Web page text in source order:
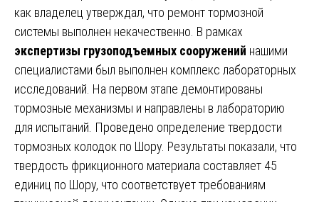
как владелец утверждал, что ремонт тормозной
системы выполнен некачественно. В рамках
экспертизы грузоподъемных сооружений нашими
специалистами был выполнен комплекс лабораторных
исследований. На первом этапе демонтированы
тормозные механизмы и направлены в лабораторию
для испытаний. Проведено определение твердости
тормозных колодок по Шору. Результаты показали, что
твердость фрикционного материала составляет 45
единиц по Шору, что соответствует требованиям